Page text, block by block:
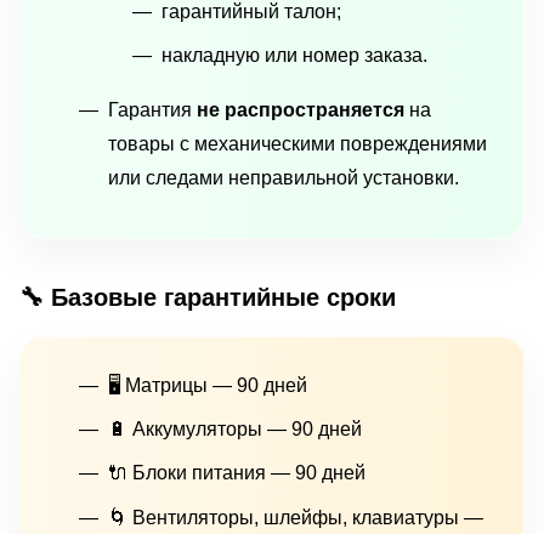
гарантийный талон;
накладную или номер заказа.
Гарантия не распространяется на
товары с механическими повреждениями
или следами неправильной установки.
🔧 Базовые гарантийные сроки
🖥 Матрицы — 90 дней
🔋 Аккумуляторы — 90 дней
🔌 Блоки питания — 90 дней
🌀 Вентиляторы, шлейфы, клавиатуры —